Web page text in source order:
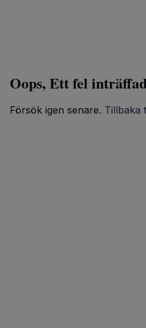
Oops, Ett fel
Försök igen senare. Tillbaka